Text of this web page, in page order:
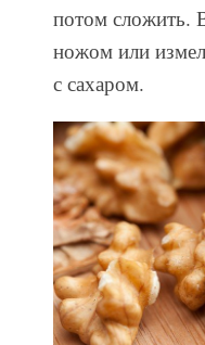
потом сложить.
ножом или
с сахаром.